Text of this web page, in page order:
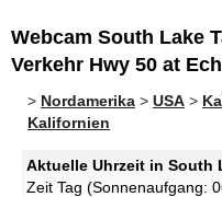
Webcam South Lake
Verkehr Hwy 50 at
> Nordamerika > USA >
Kalifornien
Aktuelle Uhrzeit in South
Zeit Tag (Sonnenaufgang: